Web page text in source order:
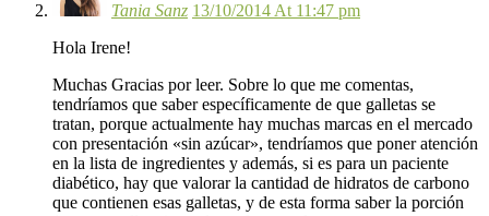
Tania Sanz 13/10/2014 At 11:47 pm
Hola Irene!
Muchas Gracias por leer. Sobre lo que me comentas,
tendríamos que saber específicamente de que galletas se
tratan, porque actualmente hay muchas marcas en el mercado
con presentación «sin azúcar», tendríamos que poner atención
en la lista de ingredientes y además, si es para un paciente
diabético, hay que valorar la cantidad de hidratos de carbono
que contienen esas galletas, y de esta forma saber la porción